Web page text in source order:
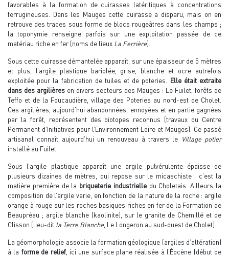
favorables à la formation de cuirasses latéritiques à concentrations
ferrugineuses. Dans les Mauges cette cuirasse a disparu, mais on en
retrouve des traces sous forme de blocs rougeâtres dans les champs ;
la toponymie renseigne parfois sur une exploitation passée de ce
matériau riche en fer (noms de lieux La Ferrière).
Sous cette cuirasse démantelée apparaît, sur une épaisseur de 5 mètres
et plus, l’argile plastique bariolée, grise, blanche et ocre autrefois
exploitée pour la fabrication de tuiles et de poteries. Elle était extraite
dans des argilières en divers secteurs des Mauges : Le Fuilet, forêts de
Teffo et de la Foucaudière, village des Poteries au nord-est de Cholet.
Ces argilières, aujourd’hui abandonnées, ennoyées et en partie gagnées
par la forêt, représentent des biotopes reconnus (travaux du Centre
Permanent d’Initiatives pour l’Environnement Loire et Mauges). Ce passé
artisanal connaît aujourd’hui un renouveau à travers le Village potier
installé au Fuilet.
Sous l’argile plastique apparaît une argile pulvérulente épaisse de
plusieurs dizaines de mètres, qui repose sur le micaschiste ; c’est la
matière première de la briqueterie industrielledu Choletais. Ailleurs la
composition de l’argile varie, en fonction de la nature de la roche : argile
orange à rouge sur les roches basiques riches en fer de la Formation de
Beaupréau ; argile blanche (kaolinite), sur le granite de Chemillé et de
Clisson (lieu-dit la Terre Blanche, Le Longeron au sud-ouest de Cholet).
La géomorphologie associe la formation géologique (argiles d’altération)
à la forme de relief, ici une surface plane réalisée à l’Éocène (début de